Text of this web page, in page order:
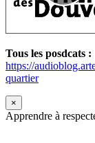
Tous les posdcats :
https://
quartier
×
Apprendre à